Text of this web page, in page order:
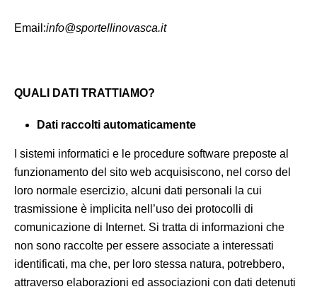
Email:info@sportellinovasca.it
QUALI DATI TRATTIAMO?
Dati raccolti automaticamente
I sistemi informatici e le procedure software preposte al
funzionamento del sito web acquisiscono, nel corso del
loro normale esercizio, alcuni dati personali la cui
trasmissione è implicita nell’uso dei protocolli di
comunicazione di Internet. Si tratta di informazioni che
non sono raccolte per essere associate a interessati
identificati, ma che, per loro stessa natura, potrebbero,
attraverso elaborazioni ed associazioni con dati detenuti